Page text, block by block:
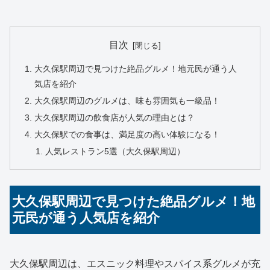
目次
大久保駅周辺で見つけた絶品グルメ！地元民が通う人
気店を紹介
大久保駅周辺のグルメは、味も雰囲気も一級品！
大久保駅周辺の飲食店が人気の理由とは？
大久保駅での食事は、満足度の高い体験になる！
人気レストラン5選（大久保駅周辺）
大久保駅周辺で見つけた絶品グルメ！地
元民が通う人気店を紹介
大久保駅周辺は、エスニック料理やスパイス系グルメが充